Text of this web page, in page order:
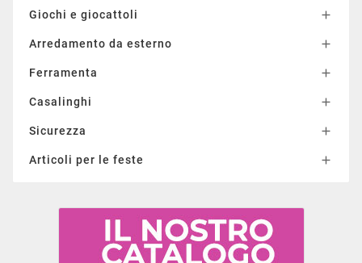
Giochi e giocattoli 
Arredamento da esterno 
Ferramenta 
Casalinghi 
Sicurezza 
Articoli per le feste 